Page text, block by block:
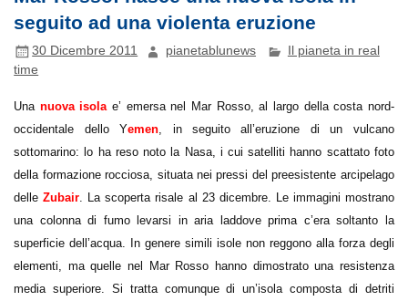
seguito ad una violenta eruzione
30 Dicembre 2011 pianetablunews
Il pianeta in real
time
Una nuova isolae’ emersa nel Mar Rosso, al largo della costa nord-
occidentale dello Yemen, in seguito all’eruzione di un vulcano
sottomarino: lo ha reso noto la Nasa, i cui satelliti hanno scattato foto
della formazione rocciosa, situata nei pressi del preesistente arcipelago
delleZubair. La scoperta risale al 23 dicembre. Le immagini mostrano
una colonna di fumo levarsi in aria laddove prima c’era soltanto la
superficie dell’acqua. In genere simili isole non reggono alla forza degli
elementi, ma quelle nel Mar Rosso hanno dimostrato una resistenza
media superiore. Si tratta comunque di un’isola composta di detriti